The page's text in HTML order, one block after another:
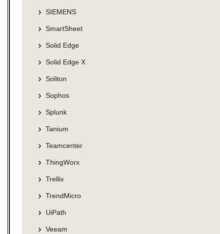
SIEMENS
SmartSheet
Solid Edge
Solid Edge X
Soliton
Sophos
Splunk
Tanium
Teamcenter
ThingWorx
Trellix
TrendMicro
UiPath
Veeam